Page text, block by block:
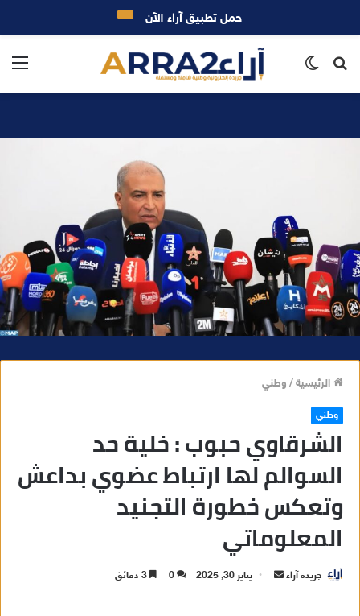
بحث
الرئيسية/ وطني
وطني
الشرقاوي حبوب : خلية حد
السوالم لها ارتباط عضوي بداعش
وتعكس خطورة التجنيد
المعلوماتي
جريدة آراء يناير 30, 2025 0
حمل تطبيق آراء الآن